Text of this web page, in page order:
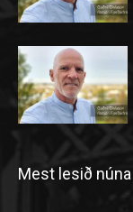
Mest lesið núna